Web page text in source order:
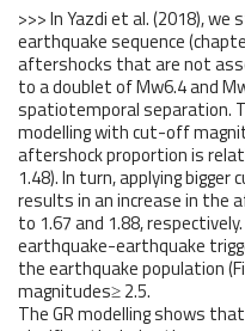
>>> In Yazdi et al. (2018),
earthquake sequence
aftershocks that are not
to a doublet of Mw6.4 and
spatiotemporal separation.
modelling with cut-off
aftershock proportion is
1.48). In turn, applying
results in an increase in the
to 1.67 and 1.88,
earthquake-earthquake
the earthquake population
magnitudes≥ 2.5.
The GR modelling shows